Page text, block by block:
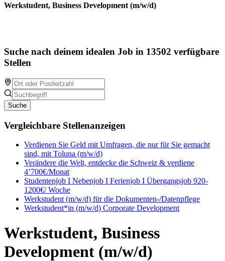
Werkstudent, Business Development (m/w/d)
Suche nach deinem idealen Job in 13502 verfügbare
Stellen
Suche
Vergleichbare Stellenanzeigen
Verdienen Sie Geld mit Umfragen, die nur für Sie gemacht
sind, mit Toluna (m/w/d)
Verändere die Welt, entdecke die Schweiz & verdiene
4’700€/Monat
Studentenjob I Nebenjob I Ferienjob I Übergangsjob 920-
1200€/ Woche
Werkstudent (m/w/d) für die Dokumenten-/Datenpflege
Werkstudent*in (m/w/d) Corporate Development
Werkstudent, Business
Development (m/w/d)